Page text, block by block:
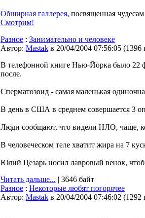
Обширная галлерея, посвященная
Смотрим!
Разное : Занимательно и человеке
Автор: Мastak в 20/04/2004 07:56:05 (1396
В телефонной книге Нью-Йорка было 22
после.
Сперматозоид - самая маленькая
В день в США в среднем совершается 3
Люди сообщают, что видели НЛО, чаще,
В человеческом теле хватит жира на 7
Юлий Цезарь носил лавровый венок,
Читать дальше... | 3646 байт
Разное : Некоторые любят погорячее
Автор: Мastak в 20/04/2004 07:46:02 (1292